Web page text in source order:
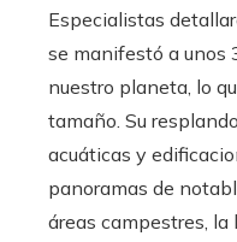
Especialistas
se manifestó a unos
nuestro planeta, lo
tamaño. Su
acuáticas y
panoramas de
áreas campestres,